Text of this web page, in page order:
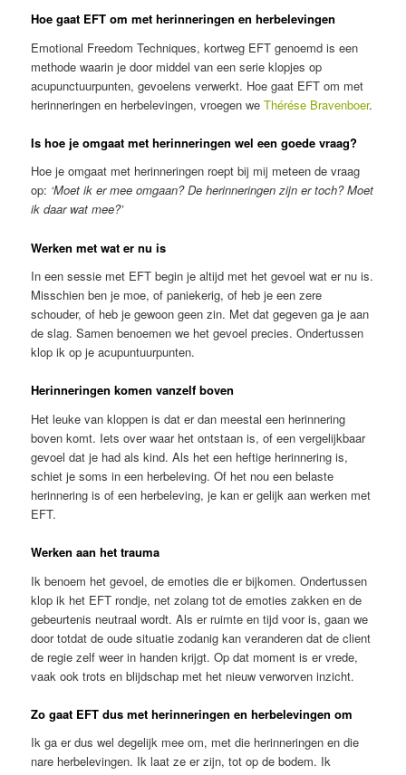
Hoe gaat EFT om met herinneringen en herbelevingen
Emotional Freedom Techniques, kortweg EFT genoemd is een
methode waarin je door middel van een serie klopjes op
acupunctuurpunten, gevoelens verwerkt. Hoe gaat EFT om met
herinneringen en herbelevingen, vroegen weThérése Bravenboer.
Is hoe je omgaat met herinneringen wel een goede vraag?
Hoe je omgaat met herinneringen roept bij mij meteen de vraag
op: ‘Moet ik er mee omgaan? De herinneringen zijn er toch? Moet
ik daar wat mee?’
Werken met wat er nu is
In een sessie met EFT begin je altijd met het gevoel wat er nu is.
Misschien ben je moe, of paniekerig, of heb je een zere
schouder, of heb je gewoon geen zin. Met dat gegeven ga je aan
de slag. Samen benoemen we het gevoel precies. Ondertussen
klop ik op je acupuntuurpunten.
Herinneringen komen vanzelf boven
Het leuke van kloppen is dat er dan meestal een herinnering
boven komt. Iets over waar het ontstaan is, of een vergelijkbaar
gevoel dat je had als kind. Als het een heftige herinnering is,
schiet je soms in een herbeleving. Of het nou een belaste
herinnering is of een herbeleving, je kan er gelijk aan werken met
EFT.
Werken aan het trauma
Ik benoem het gevoel, de emoties die er bijkomen. Ondertussen
klop ik het EFT rondje, net zolang tot de emoties zakken en de
gebeurtenis neutraal wordt. Als er ruimte en tijd voor is, gaan we
door totdat de oude situatie zodanig kan veranderen dat de client
de regie zelf weer in handen krijgt. Op dat moment is er vrede,
vaak ook trots en blijdschap met het nieuw verworven inzicht.
Zo gaat EFT dus met herinneringen en herbelevingen om
Ik ga er dus wel degelijk mee om, met die herinneringen en die
nare herbelevingen. Ik laat ze er zijn, tot op de bodem. Ik